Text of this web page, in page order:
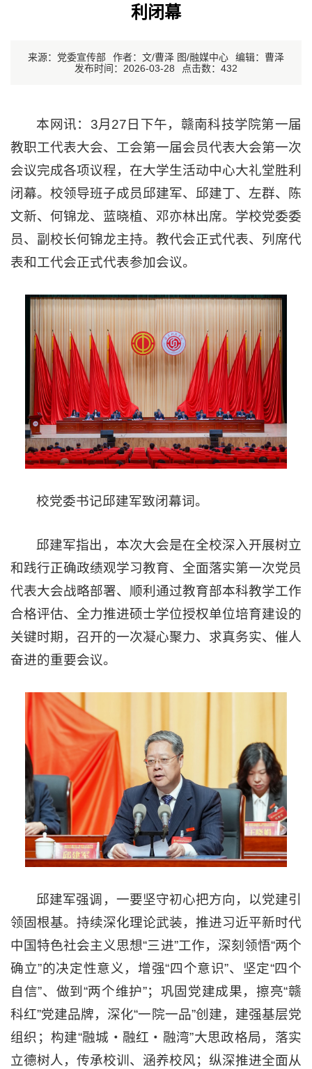
利闭幕
来源：党委宣传部 作者：文/曹泽 图/融媒中心
编辑：曹泽
发布时间：2026-03-28
点击数： 432
本网讯：3月27日下午，赣南科技学院第一届
教职工代表大会、工会第一届会员代表大会第一次
会议完成各项议程，在大学生活动中心大礼堂胜利
闭幕。校领导班子成员邱建军、邱建丁、左群、陈
文新、何锦龙、蓝晓植、邓亦林出席。学校党委委
员、副校长何锦龙主持。教代会正式代表、列席代
表和工代会正式代表参加会议。
校党委书记邱建军致闭幕词。
邱建军指出，本次大会是在全校深入开展树立
和践行正确政绩观学习教育、全面落实第一次党员
代表大会战略部署、顺利通过教育部本科教学工作
合格评估、全力推进硕士学位授权单位培育建设的
关键时期，召开的一次凝心聚力、求真务实、催人
奋进的重要会议。
邱建军强调，一要坚守初心把方向，以党建引
领固根基。持续深化理论武装，推进习近平新时代
中国特色社会主义思想“三进”工作，深刻领悟“两个
确立”的决定性意义，增强“四个意识”、坚定“四个
自信”、做到“两个维护”；巩固党建成果，擦亮“赣
科红”党建品牌，深化“一院一品”创建，建强基层党
组织；构建“融城・融红・融湾”大思政格局，落实
立德树人，传承校训、涵养校风；纵深推进全面从